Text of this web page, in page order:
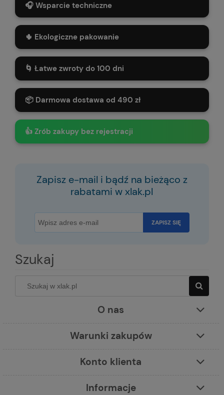
🎧 Wsparcie techniczne
🌵 Ekologiczne pakowanie
🌀 Łatwe zwroty do 100 dni
📦 Darmowa dostawa od 490 zł
👍 Zrób zakupy bez rejestracji
Zapisz e-mail i bądź na bieżąco z
rabatami w xlak.pl
ZAPISZ SIĘ
Szukaj
O nas
Warunki zakupów
Konto klienta
Informacje